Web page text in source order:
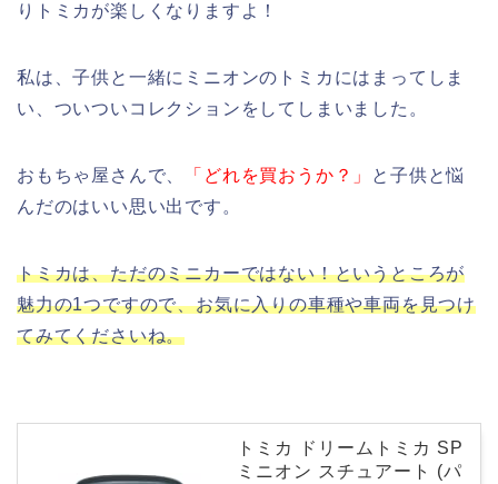
りトミカが楽しくなりますよ！
私は、子供と一緒にミニオンのトミカにはまってしま
い、ついついコレクションをしてしまいました。
おもちゃ屋さんで、 「どれを買おうか？」
と子供と悩
んだのはいい思い出です。
トミカは、ただのミニカーではない！というところが
魅力の1つですので、お気に入りの車種や車両を見つけ
てみてくださいね。
トミカ ドリームトミカ SP
ミニオン スチュアート (パ